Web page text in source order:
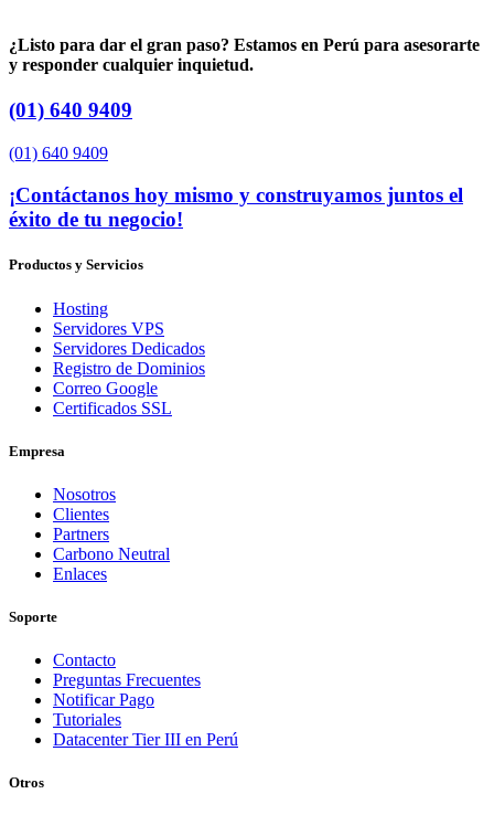
¿Listo para dar el gran paso? Estamos en Perú para asesorarte
y responder cualquier inquietud.
(01) 640 9409
(01) 640 9409
¡Contáctanos hoy mismo y construyamos juntos el
éxito de tu negocio!
Productos y Servicios
Hosting
Servidores VPS
Servidores Dedicados
Registro de Dominios
Correo Google
Certificados SSL
Empresa
Nosotros
Clientes
Partners
Carbono Neutral
Enlaces
Soporte
Contacto
Preguntas Frecuentes
Notificar Pago
Tutoriales
Datacenter Tier III en Perú
Otros